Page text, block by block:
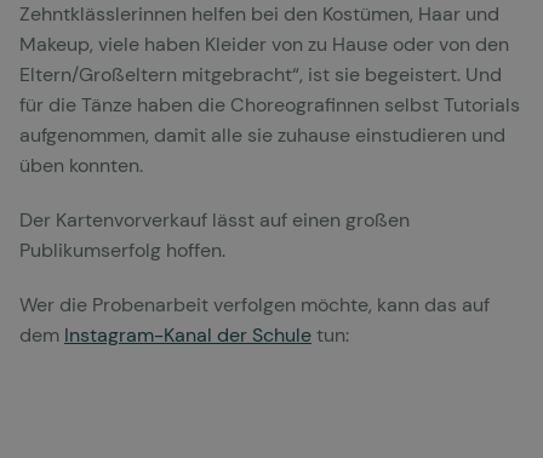
Zehntklässlerinnen helfen bei den Kostümen, Haar und
Makeup, viele haben Kleider von zu Hause oder von den
Eltern/Großeltern mitgebracht“, ist sie begeistert. Und
für die Tänze haben die Choreografinnen selbst Tutorials
aufgenommen, damit alle sie zuhause einstudieren und
üben konnten.
Der Kartenvorverkauf lässt auf einen großen
Publikumserfolg hoffen.
Wer die Probenarbeit verfolgen möchte, kann das auf
dem Instagram-Kanal der Schuletun: